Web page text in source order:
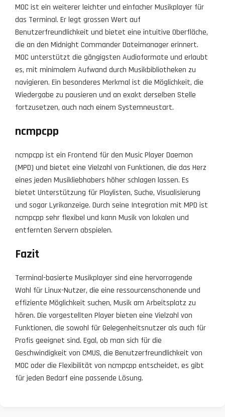
MOC ist ein weiterer leichter und einfacher Musikplayer für
das Terminal. Er legt grossen Wert auf
Benutzerfreundlichkeit und bietet eine intuitive Oberfläche,
die an den Midnight Commander Dateimanager erinnert.
MOC unterstützt die gängigsten Audioformate und erlaubt
es, mit minimalem Aufwand durch Musikbibliotheken zu
navigieren. Ein besonderes Merkmal ist die Möglichkeit, die
Wiedergabe zu pausieren und an exakt derselben Stelle
fortzusetzen, auch nach einem Systemneustart.
ncmpcpp
ncmpcpp ist ein Frontend für den Music Player Daemon
(MPD) und bietet eine Vielzahl von Funktionen, die das Herz
eines jeden Musikliebhabers höher schlagen lassen. Es
bietet Unterstützung für Playlisten, Suche, Visualisierung
und sogar Lyrikanzeige. Durch seine Integration mit MPD ist
ncmpcpp sehr flexibel und kann Musik von lokalen und
entfernten Servern abspielen.
Fazit
Terminal-basierte Musikplayer sind eine hervorragende
Wahl für Linux-Nutzer, die eine ressourcenschonende und
effiziente Möglichkeit suchen, Musik am Arbeitsplatz zu
hören. Die vorgestellten Player bieten eine Vielzahl von
Funktionen, die sowohl für Gelegenheitsnutzer als auch für
Profis geeignet sind. Egal, ob man sich für die
Geschwindigkeit von CMUS, die Benutzerfreundlichkeit von
MOC oder die Flexibilität von ncmpcpp entscheidet, es gibt
für jeden Bedarf eine passende Lösung.